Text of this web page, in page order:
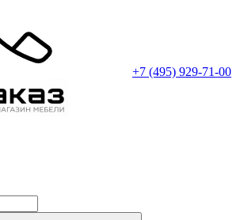
+7 (495) 929-71-00